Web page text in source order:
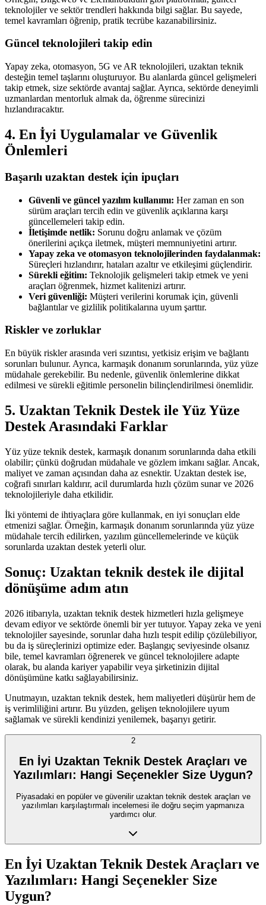
teknolojiler ve sektör trendleri hakkında bilgi sağlar. Bu sayede,
temel kavramları öğrenip, pratik tecrübe kazanabilirsiniz.
Güncel teknolojileri takip edin
Yapay zeka, otomasyon, 5G ve AR teknolojileri, uzaktan teknik
desteğin temel taşlarını oluşturuyor. Bu alanlarda güncel gelişmeleri
takip etmek, size sektörde avantaj sağlar. Ayrıca, sektörde deneyimli
uzmanlardan mentorluk almak da, öğrenme sürecinizi
hızlandıracaktır.
4. En İyi Uygulamalar ve Güvenlik
Önlemleri
Başarılı uzaktan destek için ipuçları
Güvenli ve güncel yazılım kullanımı: Her zaman en son
sürüm araçları tercih edin ve güvenlik açıklarına karşı
güncellemeleri takip edin.
İletişimde netlik: Sorunu doğru anlamak ve çözüm
önerilerini açıkça iletmek, müşteri memnuniyetini artırır.
Yapay zeka ve otomasyon teknolojilerinden faydalanmak:
Süreçleri hızlandırır, hataları azaltır ve etkileşimi güçlendirir.
Sürekli eğitim: Teknolojik gelişmeleri takip etmek ve yeni
araçları öğrenmek, hizmet kalitenizi artırır.
Veri güvenliği: Müşteri verilerini korumak için, güvenli
bağlantılar ve gizlilik politikalarına uyum şarttır.
Riskler ve zorluklar
En büyük riskler arasında veri sızıntısı, yetkisiz erişim ve bağlantı
sorunları bulunur. Ayrıca, karmaşık donanım sorunlarında, yüz yüze
müdahale gerekebilir. Bu nedenle, güvenlik önlemlerine dikkat
edilmesi ve sürekli eğitimle personelin bilinçlendirilmesi önemlidir.
5. Uzaktan Teknik Destek ile Yüz Yüze
Destek Arasındaki Farklar
Yüz yüze teknik destek, karmaşık donanım sorunlarında daha etkili
olabilir; çünkü doğrudan müdahale ve gözlem imkanı sağlar. Ancak,
maliyet ve zaman açısından daha az esnektir. Uzaktan destek ise,
coğrafi sınırları kaldırır, acil durumlarda hızlı çözüm sunar ve 2026
teknolojileriyle daha etkilidir.
İki yöntemi de ihtiyaçlara göre kullanmak, en iyi sonuçları elde
etmenizi sağlar. Örneğin, karmaşık donanım sorunlarında yüz yüze
müdahale tercih edilirken, yazılım güncellemelerinde ve küçük
sorunlarda uzaktan destek yeterli olur.
Sonuç: Uzaktan teknik destek ile dijital
dönüşüme adım atın
2026 itibarıyla, uzaktan teknik destek hizmetleri hızla gelişmeye
devam ediyor ve sektörde önemli bir yer tutuyor. Yapay zeka ve yeni
teknolojiler sayesinde, sorunlar daha hızlı tespit edilip çözülebiliyor,
bu da iş süreçlerinizi optimize eder. Başlangıç seviyesinde olsanız
bile, temel kavramları öğrenerek ve güncel teknolojilere adapte
olarak, bu alanda kariyer yapabilir veya şirketinizin dijital
dönüşümüne katkı sağlayabilirsiniz.
Unutmayın, uzaktan teknik destek, hem maliyetleri düşürür hem de
iş verimliliğini artırır. Bu yüzden, gelişen teknolojilere uyum
sağlamak ve sürekli kendinizi yenilemek, başarıyı getirir.
2
En İyi Uzaktan Teknik Destek Araçları ve
Yazılımları: Hangi Seçenekler Size Uygun?
Piyasadaki en popüler ve güvenilir uzaktan teknik destek araçları ve
yazılımları karşılaştırmalı incelemesi ile doğru seçim yapmanıza
yardımcı olur.
En İyi Uzaktan Teknik Destek Araçları ve
Yazılımları: Hangi Seçenekler Size
Uygun?